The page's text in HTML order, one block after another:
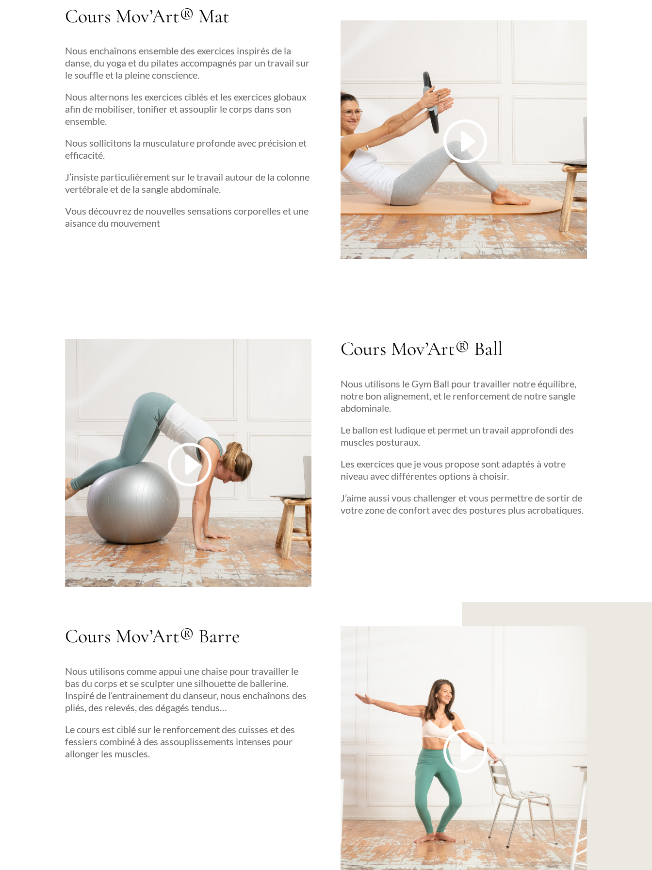
Cours Mov’Art® Mat
Nous enchaînons ensemble des exercices inspirés de la
danse, du yoga et du pilates accompagnés par un travail sur
le souffle et la pleine conscience.
Nous alternons les exercices ciblés et les exercices globaux
afin de mobiliser, tonifier et assouplir le corps dans son
ensemble.
Nous sollicitons la musculature profonde avec précision et
efficacité.
J’insiste particulièrement sur le travail autour de la colonne
vertébrale et de la sangle abdominale.
Vous découvrez de nouvelles sensations corporelles et une
aisance du mouvement
Cours Mov’Art® Ball
Nous utilisons le Gym Ball pour travailler notre équilibre,
notre bon alignement, et le renforcement de notre sangle
abdominale.
Le ballon est ludique et permet un travail approfondi des
muscles posturaux.
Les exercices que je vous propose sont adaptés à votre
niveau avec différentes options à choisir.
J’aime aussi vous challenger et vous permettre de sortir de
votre zone de confort avec des postures plus acrobatiques.
Cours Mov’Art® Barre
Nous utilisons comme appui une chaise pour travailler le
bas du corps et se sculpter une silhouette de ballerine.
Inspiré de l’entrainement du danseur, nous enchaînons des
pliés, des relevés, des dégagés tendus…
Le cours est ciblé sur le renforcement des cuisses et des
fessiers combiné à des assouplissements intenses pour
allonger les muscles.